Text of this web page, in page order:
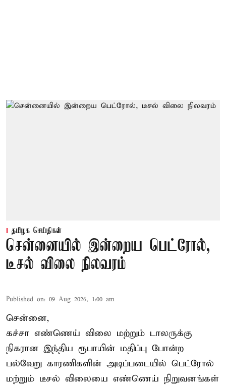
தமிழக செய்திகள்
சென்னையில் இன்றைய பெட்ரோல்,
டீசல் விலை நிலவரம்
Published on: 09 Aug 2026, 1:00 am
சென்னை,
கச்சா எண்ணெய் விலை மற்றும் டாலருக்கு
நிகரான இந்திய ரூபாயின் மதிப்பு போன்ற
பல்வேறு காரணிகளின் அடிப்படையில் பெட்ரோல்
மற்றும் டீசல் விலையை எண்ணெய் நிறுவனங்கள்